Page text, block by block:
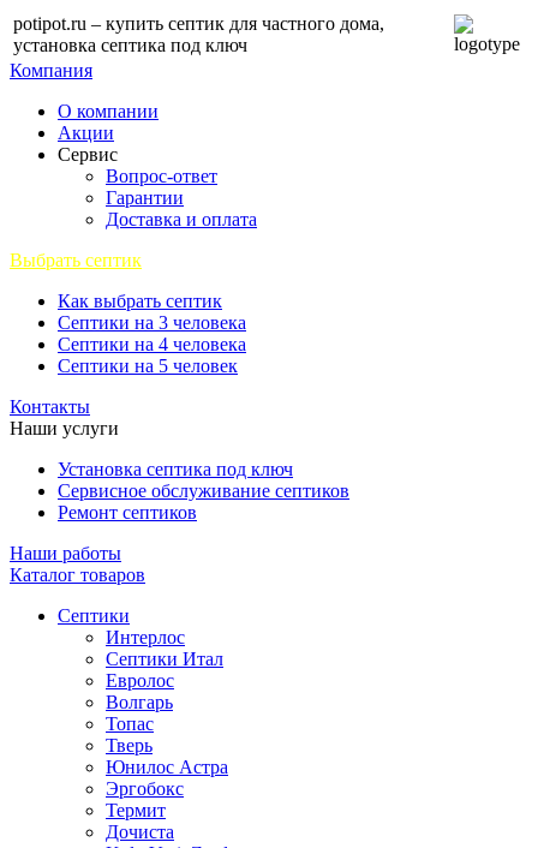
potipot.ru – купить септик для частного дома,
установка септика под ключ
Компания
О компании
Акции
Сервис
Вопрос-ответ
Гарантии
Доставка и оплата
Выбрать септик
Как выбрать септик
Септики на 3 человека
Септики на 4 человека
Септики на 5 человек
Контакты
Наши услуги
Установка септика под ключ
Сервисное обслуживание септиков
Ремонт септиков
Наши работы
Каталог товаров
Септики
Интерлос
Септики Итал
Евролос
Волгарь
Топас
Тверь
Юнилос Астра
Эргобокс
Термит
Дочиста